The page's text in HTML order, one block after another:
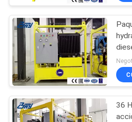
CONTROL
DE
CALIDAD
MAPA
DEL
SITIO
Corte
tubo y
bisela
36